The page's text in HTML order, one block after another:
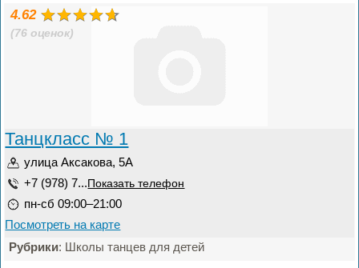
4.62
(76 оценок)
Танцкласс № 1
улица Аксакова, 5А
+7 (978) 7... Показать телефон
пн-сб 09:00–21:00
Посмотреть на карте
Рубрики: Школы танцев для детей